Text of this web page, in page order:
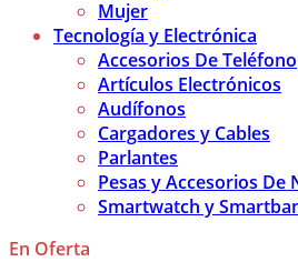
Mujer
Tecnología y Electrónica
Accesorios De Teléfono
Artículos Electrónicos
Audífonos
Cargadores y Cables
Parlantes
Pesas y Accesorios De
Smartwatch y
En Oferta